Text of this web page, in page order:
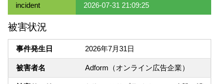
incident 2026-07-31 21:09:25
被害状況
事件発生日 2026年7月31日
被害者名 Adform（オンライン広告企業）